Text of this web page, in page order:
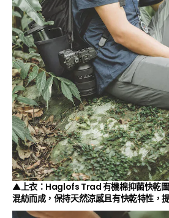
▲上衣：Haglofs Trad 有機棉抑菌快乾
混紡而成，保持天然涼感且有快乾特性，